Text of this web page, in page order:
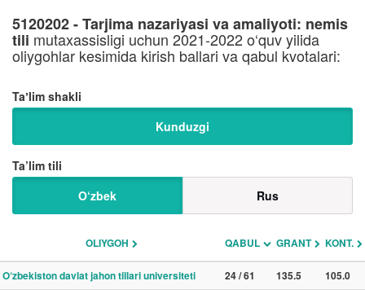
5120202 - Tarjima nazariyasi va amaliyoti: nemis
tili mutaxassisligi uchun 2021-2022 o‘quv yilida
oliygohlar kesimida kirish ballari va qabul kvotalari:
Taʼlim shakli
Kunduzgi
Ta’lim tili
O‘zbek
Rus
OLIYGOH QABUL GRANT KONT.
O‘zbekiston davlat jahon tillari universiteti 24 / 61 135.5
105.0